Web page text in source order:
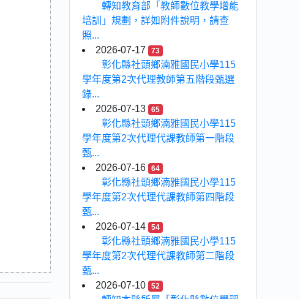
轉知教育部「教師數位教學增能
培訓」規劃，詳如附件說明，請查
照...
2026-07-17
73
彰化縣社頭鄉湳雅國民小學115
學年度第2次代理教師第五階段甄選
錄...
2026-07-13
65
彰化縣社頭鄉湳雅國民小學115
學年度第2次代理代課教師第一階段
甄...
2026-07-16
64
彰化縣社頭鄉湳雅國民小學115
學年度第2次代理代課教師第四階段
甄...
2026-07-14
54
彰化縣社頭鄉湳雅國民小學115
學年度第2次代理代課教師第二階段
甄...
2026-07-10
52